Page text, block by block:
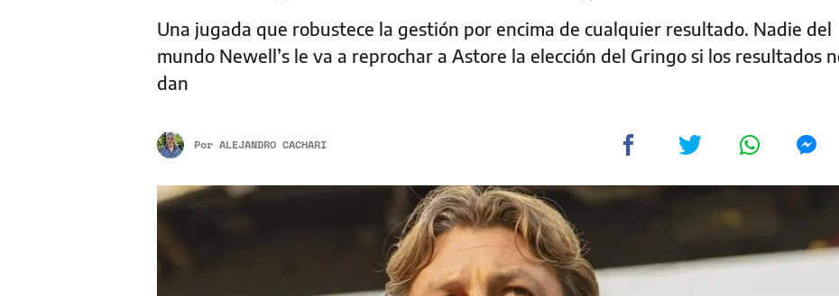
Una jugada que robustece la gestión por encima de cualquier resultado. Nadie del
mundo Newell’s le va a reprochar a Astore la elección del Gringo si los resultados
dan
Por ALEJANDRO CACHARI